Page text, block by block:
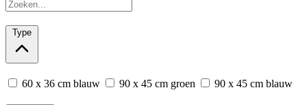
Type
60 x 36 cm blauw 90 x 45 cm groen 90 x 45 cm blauw